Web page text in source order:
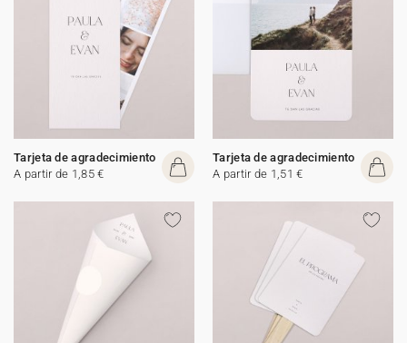
Tarjeta de agradecimiento
A partir de 1,85 €
Tarjeta de agradecimiento
A partir de 1,51 €